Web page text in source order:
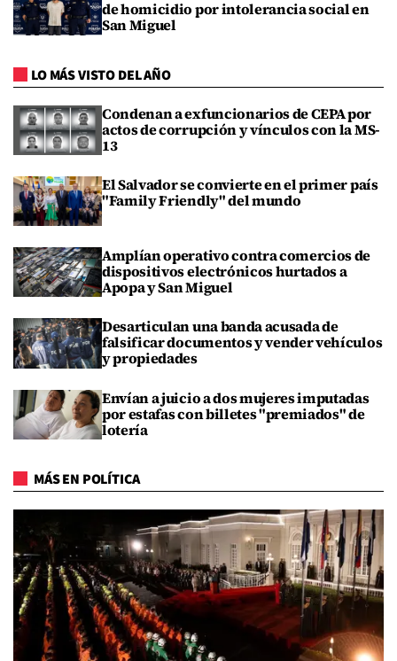
de homicidio por intolerancia social en
San Miguel
LO MÁS VISTO DEL AÑO
Condenan a exfuncionarios de CEPA por
actos de corrupción y vínculos con la MS-
13
El Salvador se convierte en el primer país
"Family Friendly" del mundo
Amplían operativo contra comercios de
dispositivos electrónicos hurtados a
Apopa y San Miguel
Desarticulan una banda acusada de
falsificar documentos y vender vehículos
y propiedades
Envían a juicio a dos mujeres imputadas
por estafas con billetes "premiados" de
lotería
MÁS EN POLÍTICA